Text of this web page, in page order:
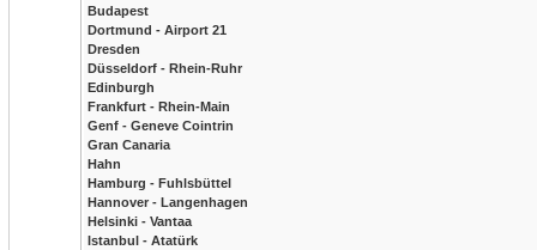
Budapest
Dortmund - Airport 21
Dresden
Düsseldorf - Rhein-Ruhr
Edinburgh
Frankfurt - Rhein-Main
Genf - Geneve Cointrin
Gran Canaria
Hahn
Hamburg - Fuhlsbüttel
Hannover - Langenhagen
Helsinki - Vantaa
Istanbul - Atatürk